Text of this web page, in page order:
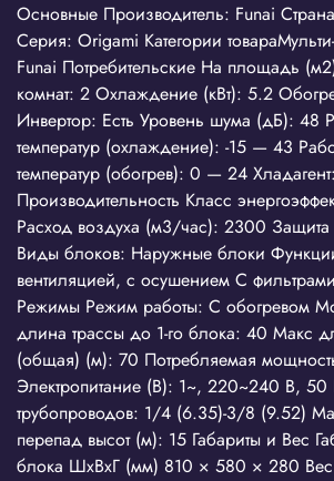
Основные Производитель: Funai
Серия: Origami Категории
Funai Потребительские На площадь
комнат: 2 Охлаждение (кВт): 5.2
Инвертор: Есть Уровень шума (дБ): 48
температур (охлаждение): -15 — 43
температур (обогрев): 0 — 24
Производительность Класс
Расход воздуха (м3/час): 2300 Защита
Виды блоков: Наружные блоки
вентиляцией, с осушением С
Режимы Режим работы: С обогревом
длина трассы до 1-го блока: 40 Макс
(общая) (м): 70 Потребляемая
Электропитание (В): 1~, 220~240 В, 50
трубопроводов: 1/4 (6.35)-3/8 (9.52)
перепад высот (м): 15 Габариты и Вес
блока ШхВхГ (мм) 810 × 580 × 280 Вес